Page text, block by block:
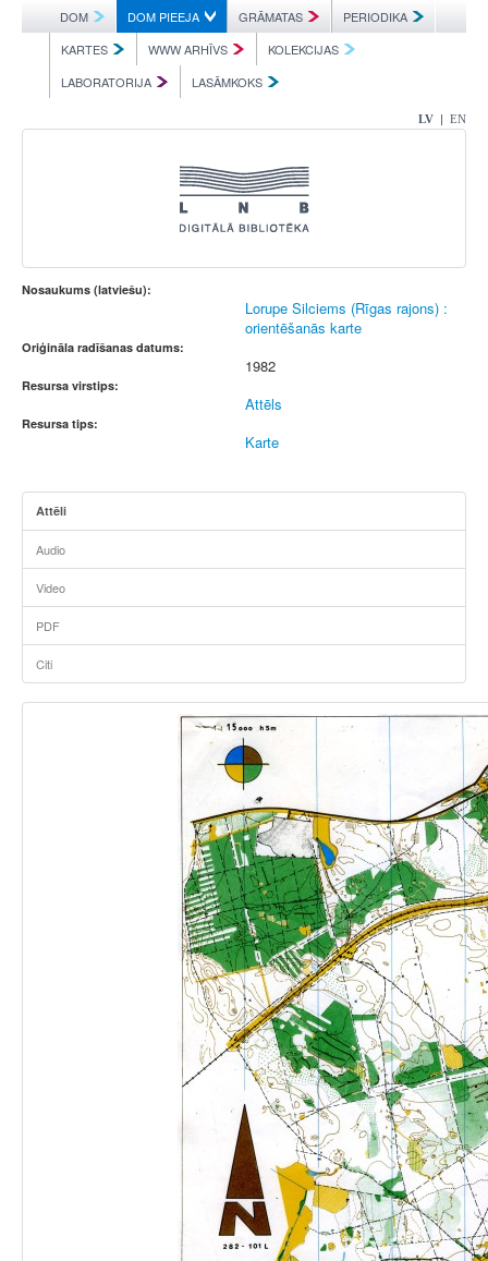
DOM DOM PIEEJA GRĀMATAS
PERIODIKA
KARTES
WWW ARHĪVS
KOLEKCIJAS
LABORATORIJA
LASĀMKOKS
LV | EN
Nosaukums (latviešu):
Lorupe Silciems (Rīgas rajons) :
orientēšanās karte
Oriģināla radīšanas datums:
1982
Resursa virstips:
Attēls
Resursa tips:
Karte
Attēli
Audio
Video
PDF
Citi